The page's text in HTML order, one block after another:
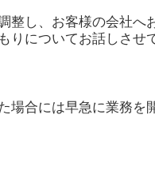
整し、お客様の会社へ
りについてお話しさせ
場合には早急に業務を